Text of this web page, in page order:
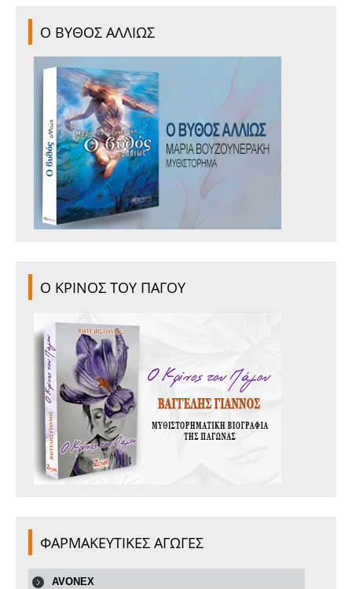
Ο ΒΥΘΟΣ ΑΛΛΙΩΣ
Ο ΚΡΙΝΟΣ ΤΟΥ ΠΑΓΟΥ
ΦΑΡΜΑΚΕΥΤΙΚΕΣ ΑΓΩΓΕΣ
AVONEX